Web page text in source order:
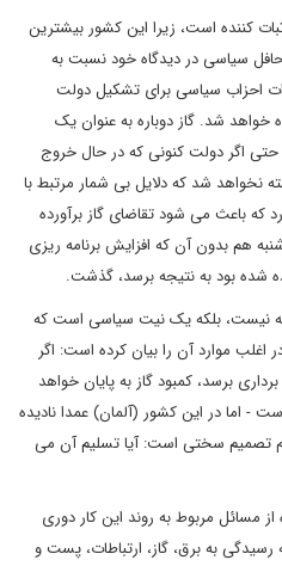
کننده است، زیرا این کشور بیشترین
محافل سیاسی در دیدگاه خود نسبت به
احزاب سیاسی برای تشکیل دولت
خواهد شد. گاز دوباره به عنوان یک
حتی اگر دولت کنونی که در حال خروج
نخواهد شد که دلایل بی شمار مرتبط با
که باعث می شود تقاضای گاز برآورده
هم بدون آن که افزایش برنامه ریزی
شده بود به نتیجه برسد، گذشت.
نیست، بلکه یک نیت سیاسی است که
اغلب موارد آن را بیان کرده است: اگر
بالاخره به بهره برداری برسد، کمبود گاز به پایان خواهد
اما در این کشور (آلمان) عمدا نادیده
تصمیم سختی است: آیا تسلیم آن می
مسائل مربوط به روند این کار دوری
رسیدگی به برق، گاز، ارتباطات، پست و